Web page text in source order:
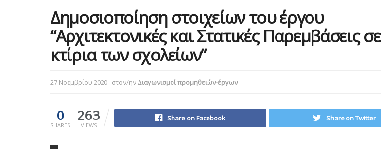
Δημοσιοποίηση στοιχείων του έργου
“Αρχιτεκτονικές και Στατικές Παρεμβάσεις σε
κτίρια των σχολείων”
27 Νοεμβρίου 2020 στον/ην Διαγωνισμοί προμηθειών-έργων
0
SHARES
263
VIEWS
Share on Facebook Share on Twitter